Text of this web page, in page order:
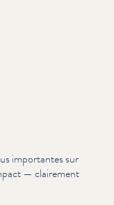
importantes sur
— clairement